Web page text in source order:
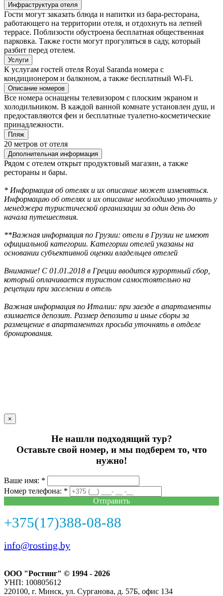
Инфраструктура отеля
Гости могут заказать блюда и напитки из бара-ресторана,
работающего на территории отеля, и отдохнуть на летней
террасе. Поблизости обустроена бесплатная общественная
парковка. Также гости могут прогуляться в саду, который
разбит перед отелем.
Услуги
К услугам гостей отеля Royal Saranda номера с
кондиционером и балконом, а также бесплатный Wi-Fi.
Описание номеров
Все номера оснащены телевизором с плоским экраном и
холодильником. В каждой ванной комнате установлен душ, и
предоставляются фен и бесплатные туалетно-косметические
принадлежности.
Пляж
20 метров от отеля
Дополнительная информация
Рядом с отелем открыт продуктовый магазин, а также
рестораны и бары.
* Информация об отелях и их описание может изменяться.
Информацию об отелях и их описание необходимо уточнять у
менеджера туристической организации за один день до
начала путешествия.
**Важная информация по Грузии: отели в Грузии не имеют
официальной категории. Категории отелей указаны на
основании субъективной оценки владельцев отелей
Внимание! С 01.01.2018 в Греции вводится курортный сбор,
который оплачивается туристом самостоятельно на
рецепции при заселении в отель
Важная информация по Италии: при заезде в апартаменты
взимается депозит. Размер депозита и иные сборы за
размещение в апартаментах просьба уточнять в отделе
бронирования.
×
Не нашли подходящий тур?
Оставьте свой номер, и мы подберем то, что
нужно!
Ваше имя: *
Номер телефона: *
Отправить
+375(17)388-08-88
info@rosting.by
ООО "Ростинг" © 1994 - 2026
УНП: 100805612
220100, г. Минск, ул. Сурганова, д. 57Б, офис 134